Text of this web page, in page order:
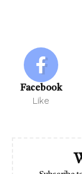
Facebook
Like